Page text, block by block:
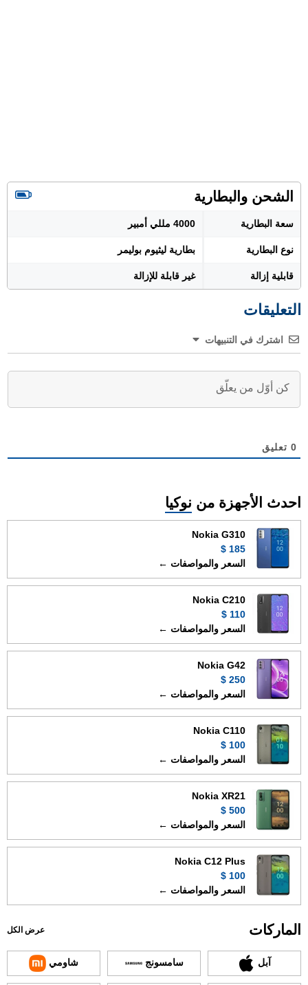
الشحن والبطارية
سعة البطارية 4000 مللي أمبير
نوع البطارية بطارية ليثيوم بوليمر
قابلية إزالة غير قابلة للإزالة
التعليقات
اشترك في التنبيهات
0 تعليق
احدث الأجهزة من نوكيا
Nokia G310
185 $
السعر والمواصفات ←
Nokia C210
110 $
السعر والمواصفات ←
Nokia G42
250 $
السعر والمواصفات ←
Nokia C110
100 $
السعر والمواصفات ←
Nokia XR21
500 $
السعر والمواصفات ←
Nokia C12 Plus
100 $
السعر والمواصفات ←
الماركات عرض الكل
آبل سامسونج شاومي